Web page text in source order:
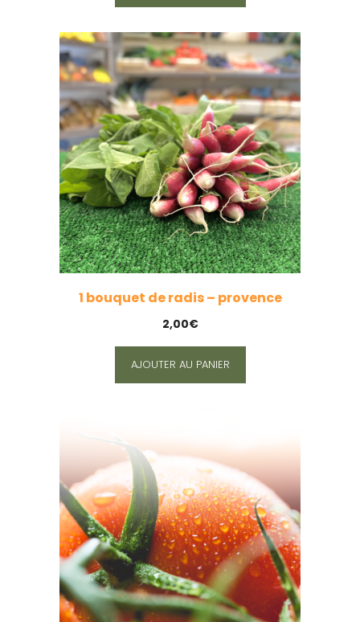
1 bouquet de radis – provence
2,00€
AJOUTER AU PANIER